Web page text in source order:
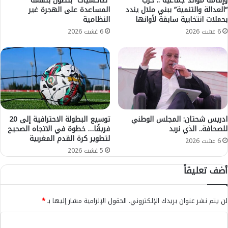
ل
ا
ل
ق
ب
ة
ت
ا
د
ل
ة
ت
ت
ق
ل
7
ل
ح
ر
ر
ا
ل
د
ن
ي
ا
و
ا
ع
ل
ا
و
“العدالة والتنمية” ببني ملال يندد
بحملات انتخابية سابقة لأوانها
6 غشت 2026
المساعدة على الهجرة غير
النظامية
6 غشت 2026
ادريس شحتان: المجلس الوطني
للصحافة.. الذي نريد
6 غشت 2026
توسيع البطولة الاحترافية إلى 20
فريقًا… خطوة في الاتجاه الصحيح
لتطوير كرة القدم المغربية
5 غشت 2026
أضف تعليقاً
لن يتم نشر عنوان بريدك الإلكتروني. الحقول الإلزامية مشار إليها بـ*